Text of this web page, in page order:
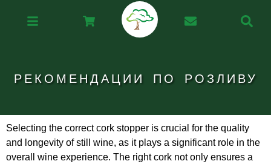
РЕКОМЕНДАЦИИ ПО РОЗЛИВУ
Selecting the correct cork stopper is crucial for the quality
and longevity of still wine, as it plays a significant role in the
overall wine experience. The right cork not only ensures a